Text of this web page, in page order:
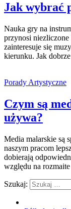
Jak wybrać
Nauka gry na
przynosi
zainteresuje się
kierunku. Jak
Porady Artystyczne
Czym są
używa?
Media malarskie są
naszym pracom
dobierają
względu na
Szukaj: